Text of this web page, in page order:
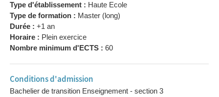
Type d'établissement : Haute Ecole
Type de formation : Master (long)
Durée : +1 an
Horaire : Plein exercice
Nombre minimum d'ECTS : 60
Conditions d'admission
Bachelier de transition Enseignement - section 3